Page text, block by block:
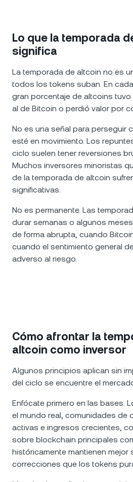
Lo que la temporada
significa
La temporada de altcoin no es
todos los tokens suban. En
gran porcentaje de altcoins tuvo
al de Bitcoin o perdió valor por
No es una señal para perseguir
esté en movimiento. Los
ciclo suelen tener reversiones
Muchos inversores minoristas
de la temporada de altcoin
significativas.
No es permanente. Las
durar semanas o algunos
de forma abrupta, cuando
cuando el sentimiento general
adverso al riesgo.
Cómo afrontar la
altcoin como inversor
Algunos principios aplican sin
del ciclo se encuentre el
Enfócate primero en las bases.
el mundo real, comunidades de
activas e ingresos crecientes,
sobre blockchain principales
históricamente mantienen mejor
correcciones que los tokens